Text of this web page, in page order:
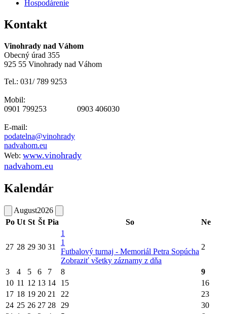
Hospodárenie
Kontakt
Vinohrady nad Váhom
Obecný úrad 355
925 55 Vinohrady nad Váhom
Tel.: 031/ 789 9253
Mobil:
0901 799253 0903 406030
E-mail:
podatelna@vinohrady
nadvahom.eu
Web: www.vinohrady
nadvahom.eu
Kalendár
August2026
Po Ut St Št Pia So Ne
27 28 29 30 31
1
1
Futbalový turnaj - Memoriál Petra Sopúcha
Zobraziť všetky záznamy z dňa
2
3 4 5 6 7 8
9
10 11 12 13 14 15
16
17 18 19 20 21 22
23
24 25 26 27 28 29
30